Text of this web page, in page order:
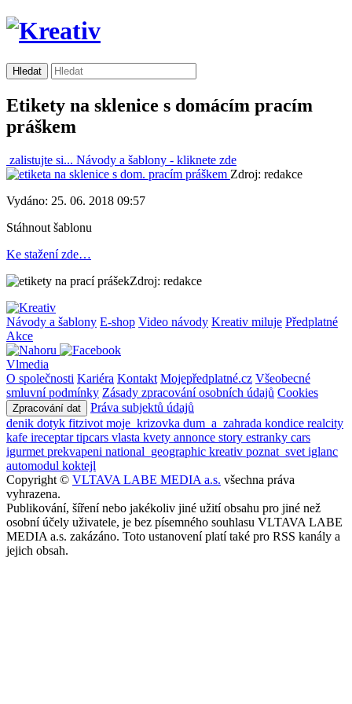
Etikety na sklenice s domácím pracím
práškem
zalistujte si... Návody a šablony - kliknete zde
Zdroj: redakce
Vydáno: 25. 06. 2018 09:57
Stáhnout šablonu
Ke stažení zde…
Zdroj: redakce
Návody a šablony E-shop Video návody Kreativ miluje Předplatné
Akce
Vlmedia
O společnosti Kariéra Kontakt Mojepředplatné.cz Všeobecné
smluvní podmínky Zásady zpracování osobních údajů Cookies
Zpracování dat
Práva subjektů údajů
denik dotyk fitzivot moje_krizovka dum_a_zahrada kondice realcity
kafe ireceptartipcars vlasta kvety annonce story estranky cars
igurmet prekvapeni national_geographic kreativ poznat_svet iglanc
automodul koktejl
Copyright © VLTAVA LABE MEDIA a.s. všechna práva
vyhrazena.
Publikování, šíření nebo jakékoliv jiné užití obsahu pro jiné než
osobní účely uživatele, je bez písemného souhlasu VLTAVA LABE
MEDIA a.s. zakázáno. Toto ustanovení platí také pro RSS kanály a
jejich obsah.